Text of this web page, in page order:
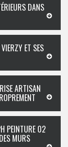
DANS
ET SES
ARTISAN
PEINTURE 02
MURS